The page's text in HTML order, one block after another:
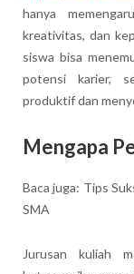
hanya
kreativitas, dan
siswa bisa
potensi karier,
produktif dan
Mengapa
Baca juga: Tips
SMA
Jurusan kuliah